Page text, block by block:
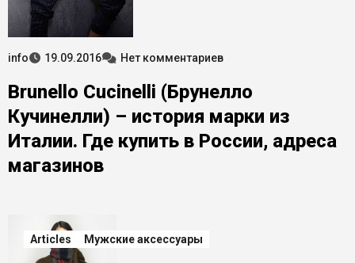
info 19.09.2016 Нет комментариев
Brunello Cucinelli (Брунелло
Кучинелли) – история марки из
Италии. Где купить в России, адреса
магазинов
Articles Мужские аксессуары